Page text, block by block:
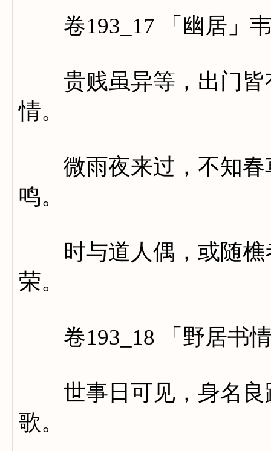
卷193_17 「幽居」
贵贱虽异等，出门皆
情。
微雨夜来过，不知春
鸣。
时与道人偶，或随樵
荣。
卷193_18 「野居书
世事日可见，身名良
歌。